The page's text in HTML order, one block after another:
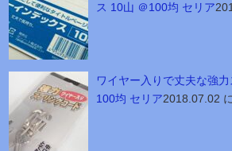
ス 10山 ＠100均 セリア
ワイヤー入りで丈夫な強
100均 セリア2018.07.02